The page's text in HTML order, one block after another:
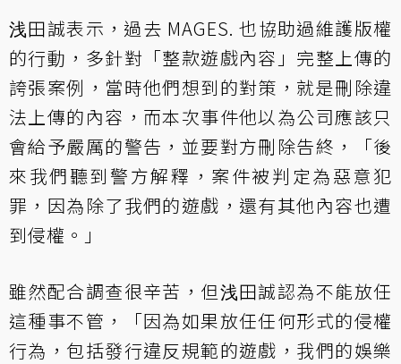
浅田誠表示，過去 MAGES. 也協助過維護版權
的行動，多針對「整款遊戲內容」完整上傳的
誇張案例，當時他們想到的對策，就是刪除違
法上傳的內容，而本次事件他以為公司應該只
會給予嚴厲的警告，並要對方刪除告終，「後
來我們聽到警方解釋，案件被判定為惡意犯
罪，因為除了我們的遊戲，還有其他內容也遭
到侵權。」
雖然配合調查很辛苦，但浅田誠認為不能放任
這種事不管，「因為如果放任任何形式的侵權
行為，包括發行違反規範的遊戲，我們的娛樂